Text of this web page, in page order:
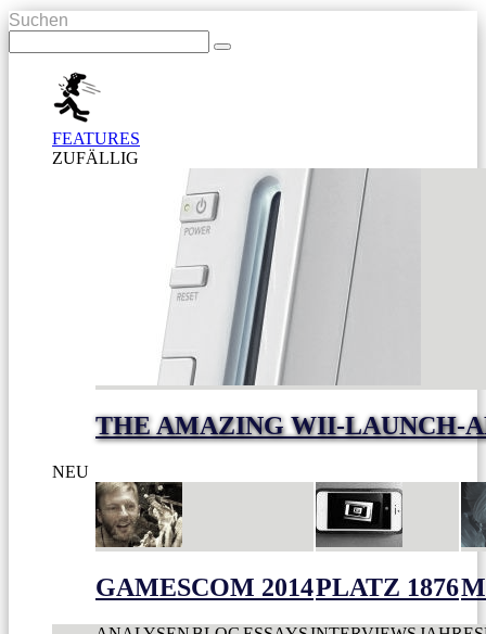
Suchen
FEATURES
ZUFÄLLIG
THE AMAZING WII-LAUNCH-
NEU
GAMESCOM 2014PLATZ 1876